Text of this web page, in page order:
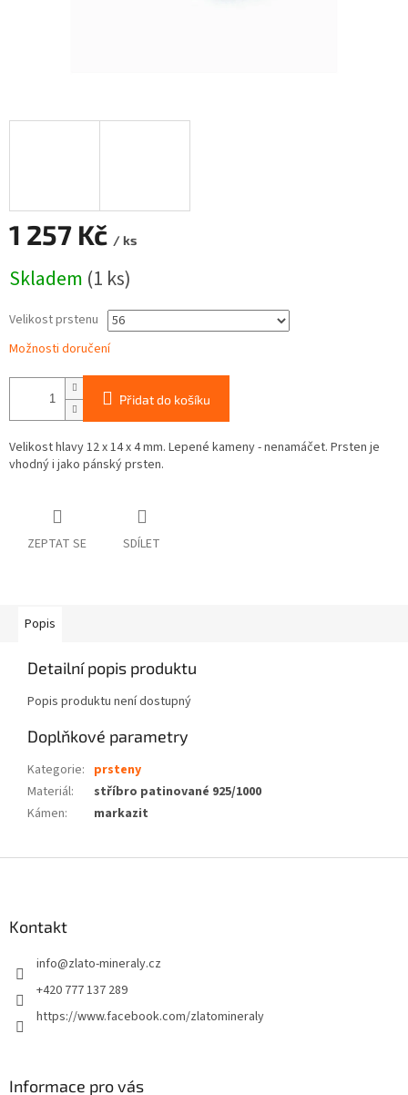
1 257 Kč / ks
cena:
Skladem (1 ks)
Velikost prstenu
Možnosti doručení
Přidat do košíku
Velikost hlavy 12 x 14 x 4 mm. Lepené kameny - nenamáčet. Prsten je
vhodný i jako pánský prsten.
ZEPTAT SE SDÍLET
Popis
Detailní popis produktu
Popis produktu není dostupný
Doplňkové parametry
Kategorie: prsteny
Materiál:
stříbro patinované 925/1000
Kámen: markazit
Kontakt
info@zlato-mineraly.cz
+420 777 137 289
https://www.facebook.com/zlatomineraly
Informace pro vás